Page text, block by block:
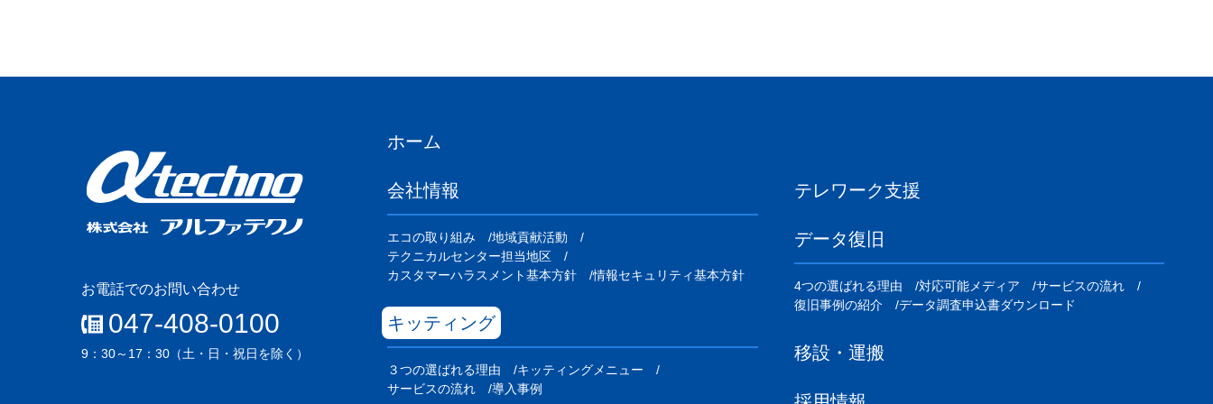
お電話でのお問い合わせ
047-408-0100
9：30～17：30（土・日・祝日を除く）
ホーム
会社情報
エコの取り組み
地域貢献活動
テクニカルセンター担当地区
カスタマーハラスメント基本方針
情報セキュリティ基本方針
キッティング
３つの選ばれる理由
キッティングメニュー
サービスの流れ
導入事例
テレワーク支援
データ復旧
4つの選ばれる理由 対応可能メディア
サービスの流れ
復旧事例の紹介
データ調査申込書ダウンロード
移設・運搬